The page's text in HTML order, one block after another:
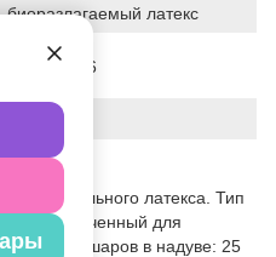
биоразлагаемый латекс
28-01-2026
натурального латекса. Тип
для
Размер шаров в надуве: 25